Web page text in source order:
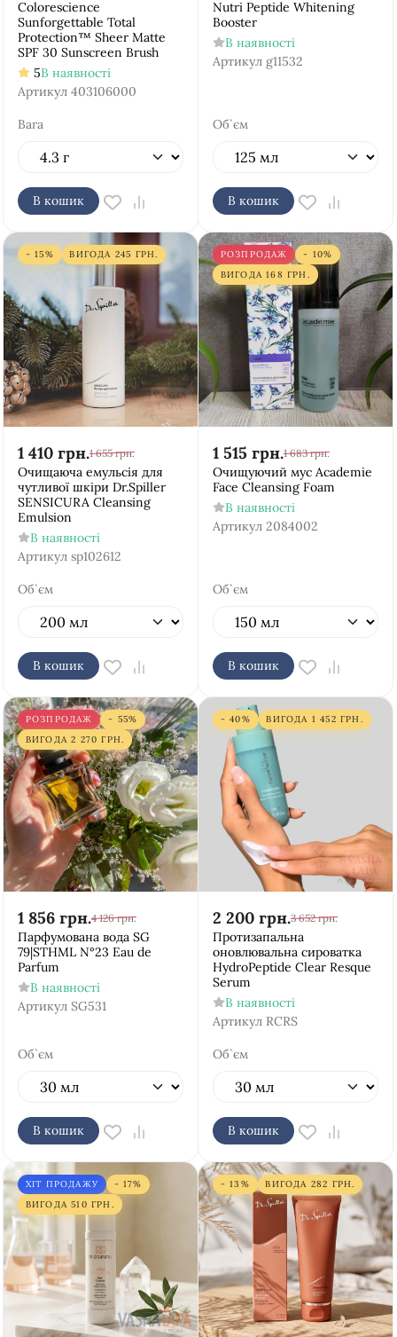
Colorescience
Sunforgettable Total
Protection™ Sheer Matte
SPF 30 Sunscreen Brush
5В наявності
Артикул 403106000
Вага
В кошик
Nutri Peptide Whitening
Booster
В наявності
Артикул g11532
Об`єм
В кошик
- 15% ВИГОДА 245 ГРН.
1 410 грн.1 655 грн.
Очищаюча емульсія для
чутливої шкіри Dr.Spiller
SENSICURA Cleansing
Emulsion
В наявності
Артикул sp102612
Об`єм
В кошик
РОЗПРОДАЖ
- 10%
ВИГОДА168 ГРН.
1 515 грн.1 683 грн.
Очищуючий мус Academie
Face Cleansing Foam
В наявності
Артикул 2084002
Об`єм
В кошик
РОЗПРОДАЖ
- 55%
ВИГОДА2 270 ГРН.
1 856 грн.4 126 грн.
Парфумована вода SG
79|STHML N°23 Eau de
Parfum
В наявності
Артикул SG531
Об`єм
В кошик
- 40% ВИГОДА 1 452 ГРН.
2 200 грн.3 652 грн.
Протизапальна
оновлювальна сироватка
HydroPeptide Clear Resque
Serum
В наявності
Артикул RCRS
Об`єм
В кошик
ХІТ ПРОДАЖУ
- 17%
ВИГОДА510 ГРН.
- 13% ВИГОДА 282 ГРН.